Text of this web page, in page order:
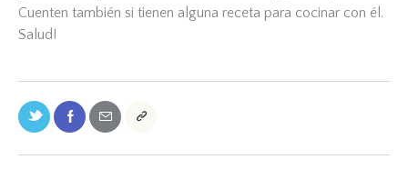
Cuenten también si tienen alguna receta para cocinar con él.
Salud!